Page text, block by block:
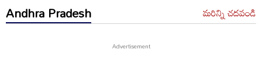
Andhra Pradesh మరిన్ని చదవండి